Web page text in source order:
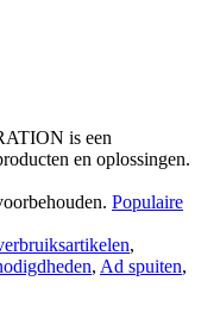
is een
en oplossingen.
Populaire
,
, Ad spuiten,